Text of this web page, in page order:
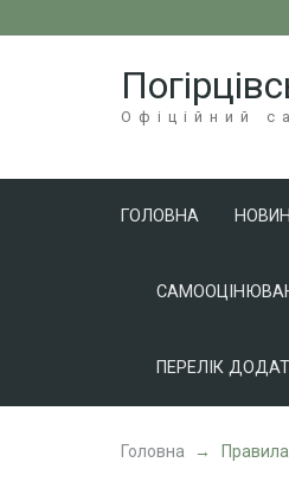
Офіційний
ГОЛОВНА
ПЕРЕЛІК
Головна → Правила